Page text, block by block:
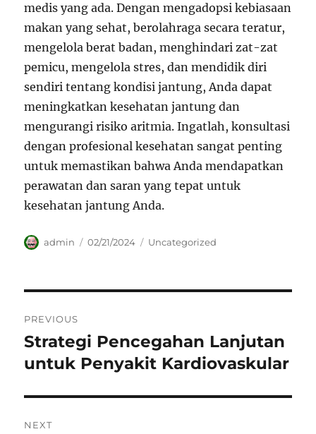
medis yang ada. Dengan mengadopsi kebiasaan
makan yang sehat, berolahraga secara teratur,
mengelola berat badan, menghindari zat-zat
pemicu, mengelola stres, dan mendidik diri
sendiri tentang kondisi jantung, Anda dapat
meningkatkan kesehatan jantung dan
mengurangi risiko aritmia. Ingatlah, konsultasi
dengan profesional kesehatan sangat penting
untuk memastikan bahwa Anda mendapatkan
perawatan dan saran yang tepat untuk
kesehatan jantung Anda.
Author
admin
Posted
02/21/2024 Categories
Uncategorized
pos
PREVIOUS
Previous
post:
Strategi Pencegahan Lanjutan
untuk Penyakit Kardiovaskular
NEXT